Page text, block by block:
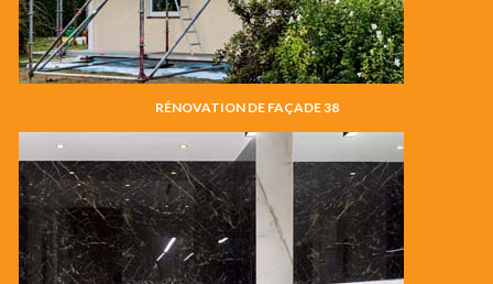
RÉNOVATION DE FAÇADE 38